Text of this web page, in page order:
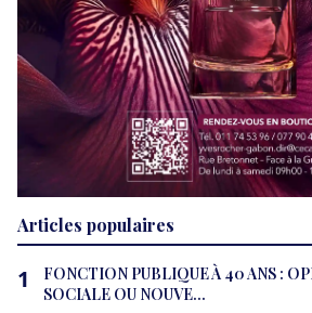
Articles populaires
1
FONCTION PUBLIQUE À 40 ANS :
SOCIALE OU NOUVE...